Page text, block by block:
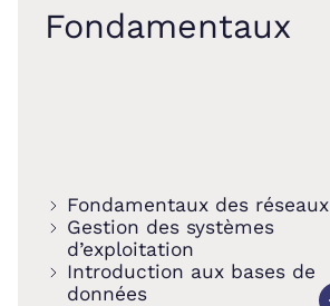
Fondamentaux
Fondamentaux des réseaux
Gestion des systèmes
d’exploitation
Introduction aux bases de
données